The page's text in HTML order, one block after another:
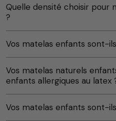
Quelle densité choisir pour
?
Vos matelas enfants sont-
Vos matelas naturels
enfants allergiques au latex
Vos matelas enfants sont-